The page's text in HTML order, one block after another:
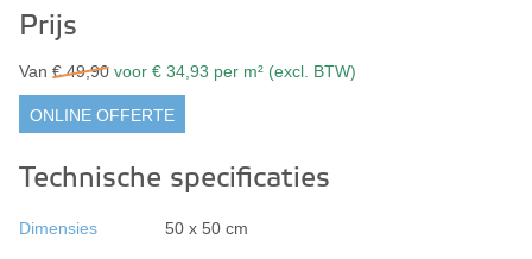
Prijs
Van € 49,90 voor € 34,93 per m² (excl. BTW)
ONLINE OFFERTE
Technische specificaties
Dimensies 50 x 50 cm